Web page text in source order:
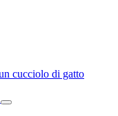
cucciolo di gatto